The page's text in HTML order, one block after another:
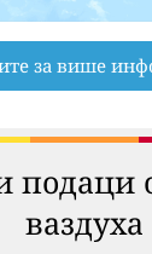
за више
подаци
ваздуха